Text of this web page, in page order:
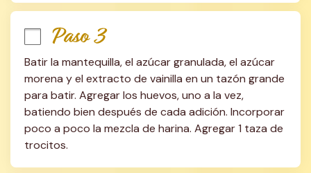
Paso 3
Batir la mantequilla, el azúcar granulada, el azúcar
morena y el extracto de vainilla en un tazón grande
para batir. Agregar los huevos, uno a la vez,
batiendo bien después de cada adición. Incorporar
poco a poco la mezcla de harina. Agregar 1 taza de
trocitos.